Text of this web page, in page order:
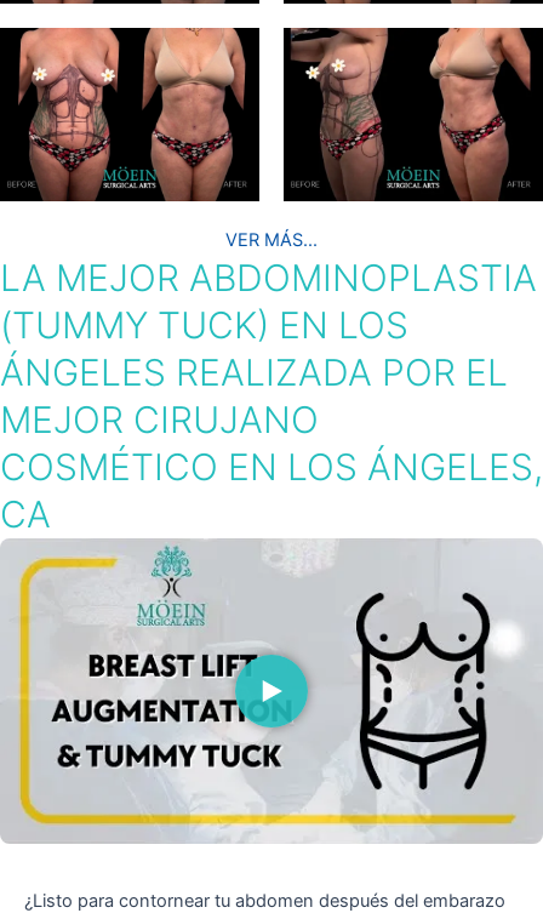
VER MÁS...
LA MEJOR ABDOMINOPLASTIA
(TUMMY TUCK) EN LOS
ÁNGELES REALIZADA POR EL
MEJOR CIRUJANO
COSMÉTICO EN LOS ÁNGELES,
CA
¿Listo para contornear tu abdomen después del embarazo